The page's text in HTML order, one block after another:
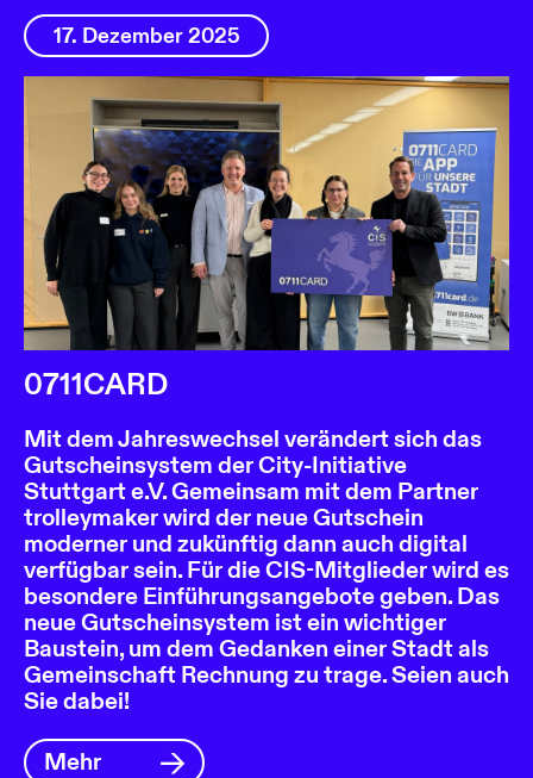
17. Dezember 2025
0711CARD
Mit dem Jahreswechsel verändert sich das
Gutscheinsystem der City-Initiative
Stuttgart e.V. Gemeinsam mit dem Partner
trolleymaker wird der neue Gutschein
moderner und zukünftig dann auch digital
verfügbar sein. Für die CIS-Mitglieder wird es
besondere Einführungsangebote geben. Das
neue Gutscheinsystem ist ein wichtiger
Baustein, um dem Gedanken einer Stadt als
Gemeinschaft Rechnung zu trage. Seien auch
Sie dabei!
Mehr